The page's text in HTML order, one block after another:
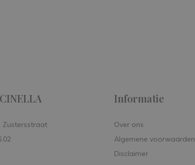
Zustersstraat
Informatie
Over ons
Algemene voorwaarden
Disclaimer